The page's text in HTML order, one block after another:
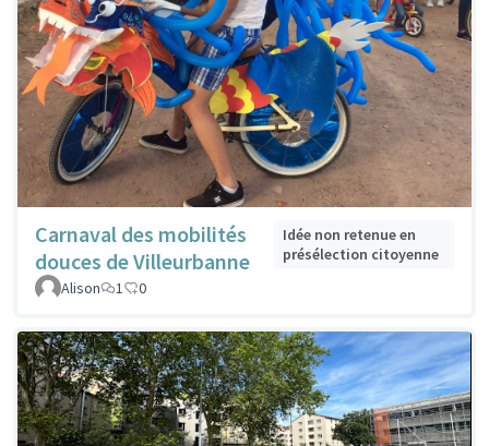
Carnaval des mobilités
douces de Villeurbanne
Idée non retenue en
présélection citoyenne
Alison
1 0